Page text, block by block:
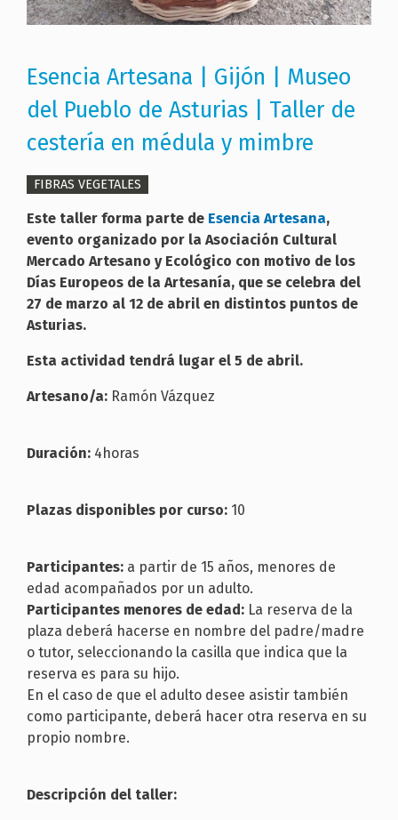
Esencia Artesana | Gijón | Museo
del Pueblo de Asturias | Taller de
cestería en médula y mimbre
FIBRAS VEGETALES
Este taller forma parte de Esencia Artesana,
evento organizado por la Asociación Cultural
Mercado Artesano y Ecológico con motivo de los
Días Europeos de la Artesanía, que se celebra del
27 de marzo al 12 de abril en distintos puntos de
Asturias.
Esta actividad tendrá lugar el 5 de abril.
Artesano/a: Ramón Vázquez
Duración: 4horas
Plazas disponibles por curso: 10
Participantes: a partir de 15 años, menores de
edad acompañados por un adulto.
Participantes menores de edad: La reserva de la
plaza deberá hacerse en nombre del padre/madre
o tutor, seleccionando la casilla que indica que la
reserva es para su hijo.
En el caso de que el adulto desee asistir también
como participante, deberá hacer otra reserva en su
propio nombre.
Descripción del taller: